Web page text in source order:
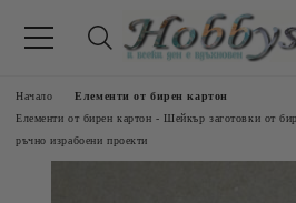
Начало
Елементи от бирен картон
Елементи от бирен картон - Шейкър заготовки от
ръчно израбоени проекти